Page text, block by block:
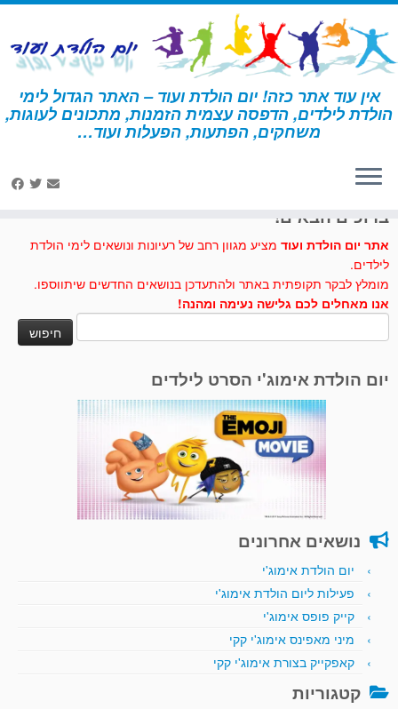
דלג
לתוכן
אין עוד אתר כזה! יום הולדת ועוד – האתר הגדול לימי
הולדת לילדים, הדפסה עצמית הזמנות, מתכונים לעוגות,
משחקים, הפתעות, הפעלות ועוד… דף הבית » פריסקופ
ברוכים הבאים!
אתר יום הולדת ועוד מציע מגוון רחב של רעיונות ונושאים לימי הולדת
לילדים.
מומלץ לבקר תקופתית באתר ולהתעדכן בנושאים החדשים שיתווספו.
אנו מאחלים לכם גלישה נעימה ומהנה!
יום הולדת אימוג'י הסרט לילדים
נושאים אחרונים
יום הולדת אימוג'י
פעילות ליום הולדת אימוג'י
קייק פופס אימוג'י
מיני מאפינס אימוג'י קקי
קאפקייק בצורת אימוג'י קקי
קטגוריות